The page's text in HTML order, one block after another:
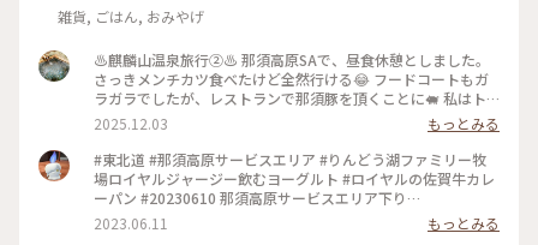
雑貨, ごはん, おみやげ
♨️麒麟山温泉旅行②♨️ 那須高原SAで、昼食休憩としました。
さっきメンチカツ食べたけど全然行ける😂 フードコートもガ
ラガラでしたが、レストランで那須豚を頂くことに🐖 私はト
ンテキ🐷 夫はトンカツ🐷 那須三元豚美味しいです😋 ご飯とキ
ャベツはお代わり無料。 夫はお代わりしていました🤭 . 平日だ
とお昼時でもこんなに空いているんだ✨ と感動✨✨ 窓の外の紅
葉🍁も綺麗でした☺️ . もう少し北上してから磐越自動車道へ入
ります🚗 . 2025.11.20 . #秋の装い #東北自動車道 #ドライブ #
メ #みきちのドライブ
2025.12.03
もっとみる
#東北道 #那須高原サービスエリア #りんどう湖ファミリー牧
場ロイヤルジャージー飲むヨーグルト #ロイヤルの佐賀牛カレ
ーパン #20230610 那須高原サービスエリア下り
https://www.driveplaza.com/sapa/1040/1040121/2/
2023.06.11
もっとみる